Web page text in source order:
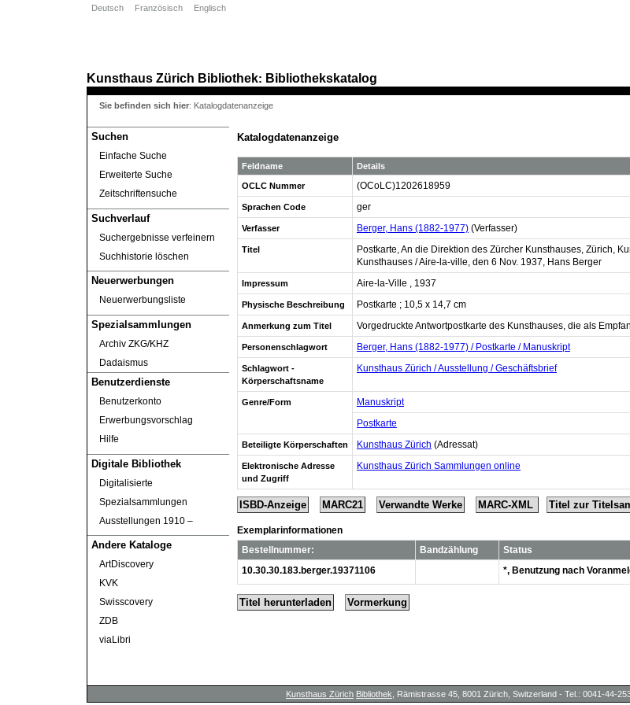
Kunsthaus Zürich Bibliothek: Bibliothekskatalog
Suchen
Einfache Suche
Erweiterte Suche
Zeitschriftensuche
Suchverlauf
Suchergebnisse verfeinern
Suchhistorie löschen
Neuerwerbungen
Neuerwerbungsliste
Spezialsammlungen
Archiv ZKG/KHZ
Dadaismus
Benutzerdienste
Benutzerkonto
Erwerbungsvorschlag
Hilfe
Digitale Bibliothek
Digitalisierte
Spezialsammlungen
Ausstellungen 1910 ‒
Andere Kataloge
ArtDiscovery
KVK
Swisscovery
ZDB
viaLibri
Deutsch Französisch Englisch
Sie befinden sich hier: Katalogdatenanzeige
Katalogdatenanzeige
Feldname Details
OCLC Nummer (OCoLC)1202618959
Sprachen Code ger
Verfasser Berger, Hans (1882-1977) (Verfasser)
Titel
Postkarte, An die Direktion des Zürcher Kunsthauses, Zürich,
Kunsthauses / Aire-la-ville, den 6 Nov. 1937, Hans Berger
Impressum Aire-la-Ville , 1937
Physische Beschreibung Postkarte ; 10,5 x 14,7 cm
Anmerkung zum Titel Vorgedruckte Antwortpostkarte des Kunsthauses, die als
Personenschlagwort Berger, Hans (1882-1977) / Postkarte / Manuskript
Schlagwort -
Körperschaftsname
Kunsthaus Zürich / Ausstellung / Geschäftsbrief
Genre/Form
Manuskript
Postkarte
Beteiligte Körperschaften Kunsthaus Zürich (Adressat)
Elektronische Adresse
und Zugriff
Kunsthaus Zürich Sammlungen online
ISBD-Anzeige MARC21 Verwandte Werke MARC-XML Titel zur
Exemplarinformationen
Bestellnummer:
Bandzählung Status
10.30.30.183.berger.19371106
*, Benutzung nach
Titel herunterladen Vormerkung
Kunsthaus Zürich Bibliothek , Rämistrasse 45, 8001 Zürich, Switzerland - Tel.: 0041-44-